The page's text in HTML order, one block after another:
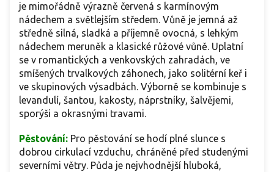
je mimořádně výrazně červená s karmínovým
nádechem a světlejším středem. Vůně je jemná až
středně silná, sladká a příjemně ovocná, s lehkým
nádechem meruněk a klasické růžové vůně. Uplatní
se v romantických a venkovských zahradách, ve
smíšených trvalkových záhonech, jako solitérní keř i
ve skupinových výsadbách. Výborně se kombinuje s
levandulí, šantou, kakosty, náprstníky, šalvějemi,
sporýši a okrasnými travami.
Pěstování: Pro pěstování se hodí plné slunce s
dobrou cirkulací vzduchu, chráněné před studenými
severními větry. Půda je nejvhodnější hluboká,